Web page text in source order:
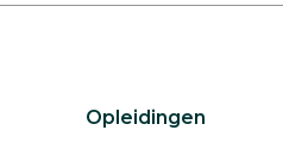
Opleidingen